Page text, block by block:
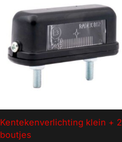
2
Kentekenverlichting klein + 2
boutjes